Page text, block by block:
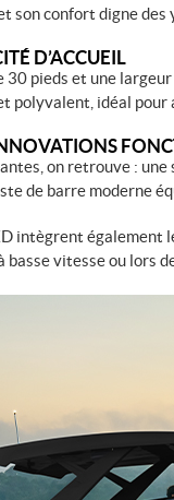
son confort digne des
D’ACCUEIL
30 pieds et une
polyvalent, idéal
on retrouve :
de barre moderne
intègrent également
basse vitesse ou lors